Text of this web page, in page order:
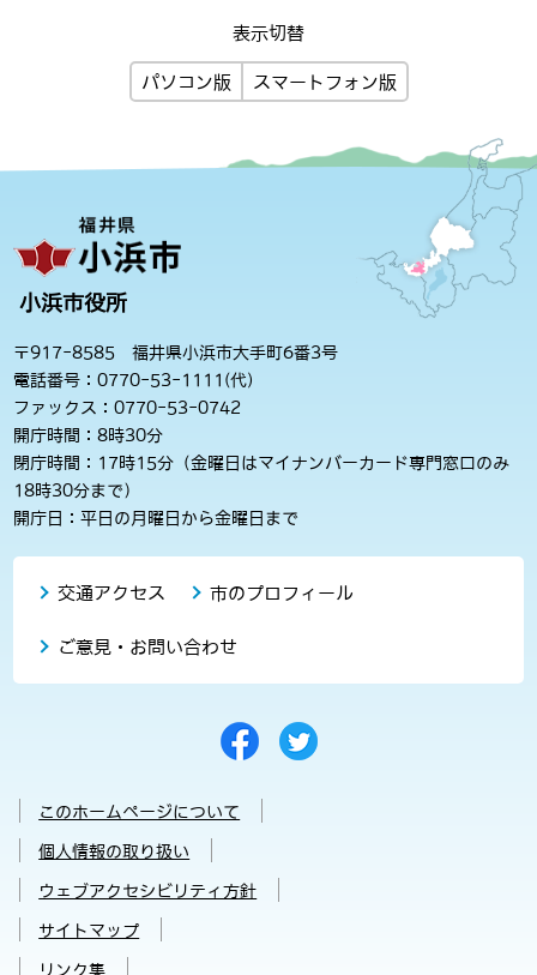
表示切替
パソコン版 スマートフォン版
小浜市役所
〒917-8585 福井県小浜市大手町6番3号
電話番号：0770-53-1111(代)
ファックス：0770-53-0742
開庁時間：8時30分
閉庁時間：17時15分（金曜日はマイナンバーカード専門窓口のみ
18時30分まで）
開庁日：平日の月曜日から金曜日まで
交通アクセス 市のプロフィール
ご意見・お問い合わせ
このホームページについて
個人情報の取り扱い
ウェブアクセシビリティ方針
サイトマップ
リンク集